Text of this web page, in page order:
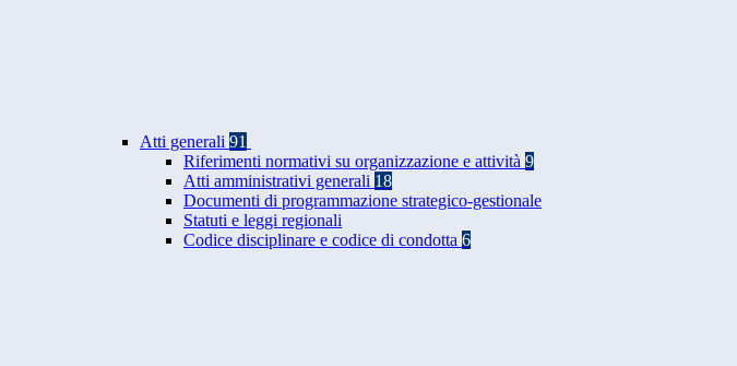
Atti generali 91
Riferimenti normativi su organizzazione e attività 9
Atti amministrativi generali 18
Documenti di programmazione strategico-gestionale
Statuti e leggi regionali
Codice disciplinare e codice di condotta 6